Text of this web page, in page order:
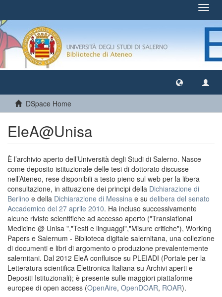
DSpace Home
EleA@Unisa
È l’archivio aperto dell’Università degli Studi di Salerno. Nasce
come deposito istituzionale delle tesi di dottorato discusse
nell’Ateneo, rese disponibili a testo pieno sul web per la libera
consultazione, in attuazione dei principi della Dichiarazione di
Berlino e della Dichiarazione di Messina e su delibera del senato
Accademico del 27 aprile 2010. Ha incluso successivamente
alcune riviste scientifiche ad accesso aperto ("Translational
Medicine @ Unisa ","Testi e linguaggi","Misure critiche"), Working
Papers e Salernum - Biblioteca digitale salernitana, una collezione
di documenti e libri di argomento o produzione prevalentemente
salernitani. Dal 2012 EleA confluisce su PLEIADI (Portale per la
Letteratura scientifica Elettronica Italiana su Archivi aperti e
Depositi Istituzionali); è presente sulle maggiori piattaforme
europee di open access (OpenAire, OpenDOAR, ROAR).